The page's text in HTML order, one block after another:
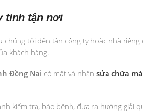
tính tận nơi
chúng tôi đến tận công ty hoặc nhà
khách hàng.
Đồng Nai có mặt và nhận sửa chữa
kiểm tra, báo bệnh, đưa ra hướng giải